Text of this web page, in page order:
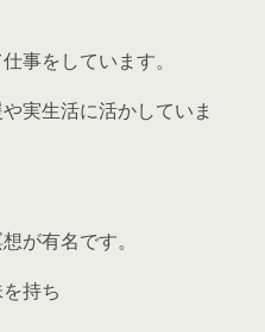
事をしています。
実生活に活かしていま
が有名です。
持ち